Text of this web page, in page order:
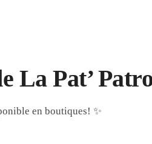
La Pat’
en boutiques! ✨